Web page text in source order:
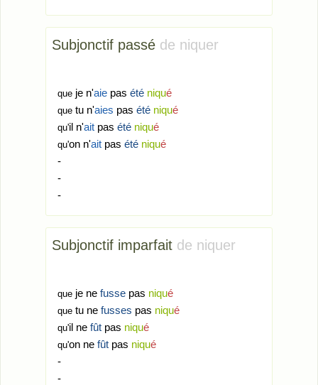
Subjonctif passé de niquer
que je n'aie pas été niqué
que tu n'aies pas été niqué
qu'il n'ait pas été niqué
qu'on n'ait pas été niqué
-
-
-
Subjonctif imparfait de niquer
que je ne fusse pas niqué
que tu ne fusses pas niqué
qu'il ne fût pas niqué
qu'on ne fût pas niqué
-
-